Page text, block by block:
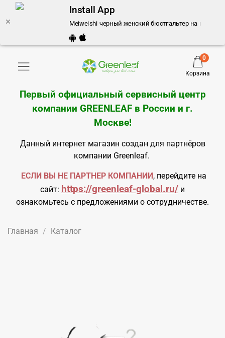
Install App
Meiweishi черный женский бюстгальтер на
0
Корзина
Первый официальный сервисный центр
компании GREENLEAF в России и г.
Москве!
Данный интернет магазин создан для партнёров
компании Greenleaf.
ЕСЛИ ВЫ НЕ ПАРТНЕР КОМПАНИИ, перейдите на
сайт: https://greenleaf-global.ru/ и
ознакомьтесь с предложениями о сотрудничестве.
Главная Каталог